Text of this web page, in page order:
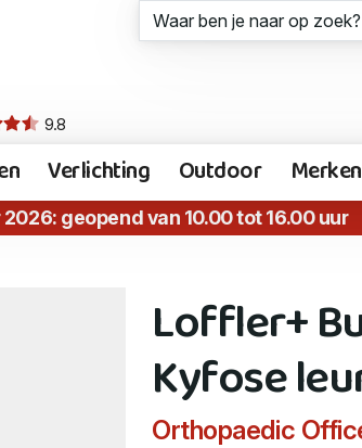
9.8
Verlichting Outdoor Merken
2026: geopend van 10.00 tot 16.00 uur
Loffler+
Kyfose
Orthopaedic